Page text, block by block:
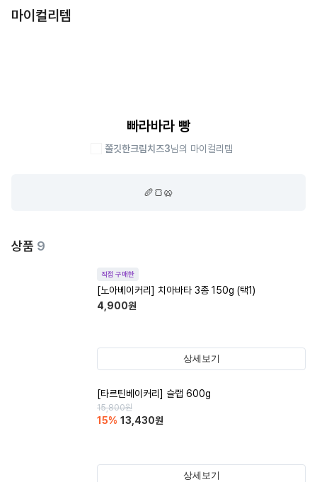
마이컬리템
빠라바라 빵
쫄깃한크림치즈3님의 마이컬리템
🥖🍞🥨
상품 9
직접 구매한
[노아베이커리] 치아바타 3종 150g (택1)
4,900원
상세보기
[타르틴베이커리] 슬랩 600g
15,800원
15% 13,430원
상세보기